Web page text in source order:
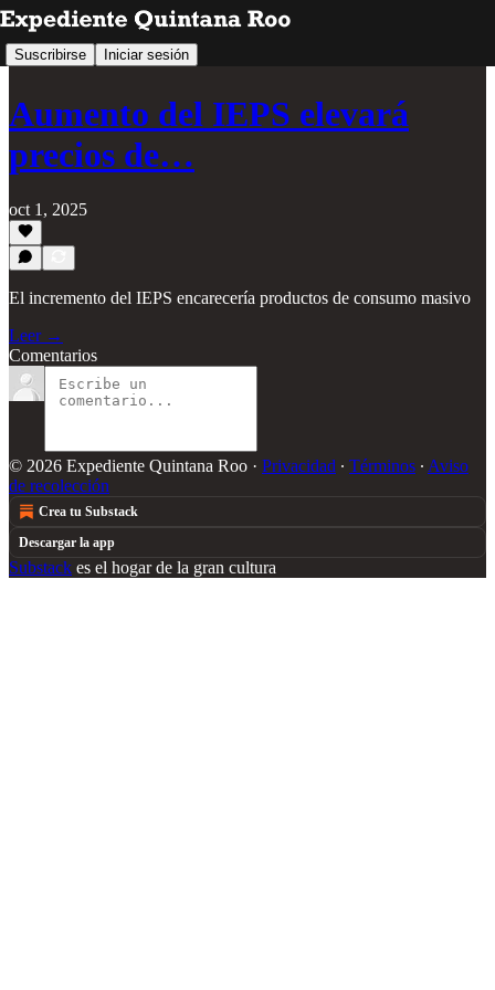
Suscribirse Iniciar sesión
Aumento del IEPS elevará
precios de…
oct 1, 2025
El incremento del IEPS encarecería productos de consumo masivo
Leer →
Comentarios
© 2026 Expediente Quintana Roo · Privacidad ∙ Términos ∙ Aviso
de recolección
Crea tu Substack
Descargar la app
Substack es el hogar de la gran cultura